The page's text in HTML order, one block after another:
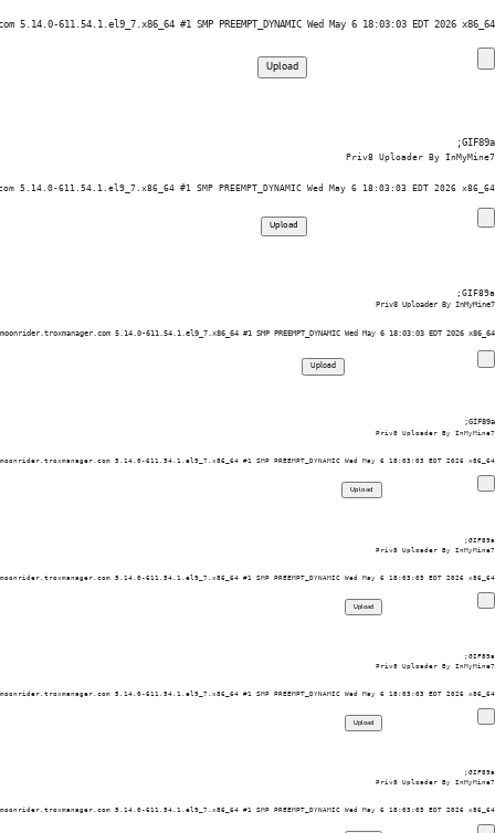
5.14.0-611.54.1.el9_7.x86_64 #1 SMP PREEMPT_DYNAMIC Wed May 6 18:03:03 EDT 2026 x86_64
GIF89a;
Priv8 Uploader By InMyMine7
5.14.0-611.54.1.el9_7.x86_64 #1 SMP PREEMPT_DYNAMIC Wed May 6 18:03:03 EDT 2026 x86_64
GIF89a;
Priv8 Uploader By InMyMine7
5.14.0-611.54.1.el9_7.x86_64 #1 SMP PREEMPT_DYNAMIC Wed May 6 18:03:03 EDT 2026 x86_64
GIF89a;
Priv8 Uploader By InMyMine7
5.14.0-611.54.1.el9_7.x86_64 #1 SMP PREEMPT_DYNAMIC Wed May 6 18:03:03 EDT 2026 x86_64
GIF89a;
Priv8 Uploader By InMyMine7
5.14.0-611.54.1.el9_7.x86_64 #1 SMP PREEMPT_DYNAMIC Wed May 6 18:03:03 EDT 2026 x86_64
GIF89a;
Priv8 Uploader By InMyMine7
5.14.0-611.54.1.el9_7.x86_64 #1 SMP PREEMPT_DYNAMIC Wed May 6 18:03:03 EDT 2026 x86_64
GIF89a;
Priv8 Uploader By InMyMine7
5.14.0-611.54.1.el9_7.x86_64 #1 SMP PREEMPT_DYNAMIC Wed May 6 18:03:03 EDT 2026 x86_64